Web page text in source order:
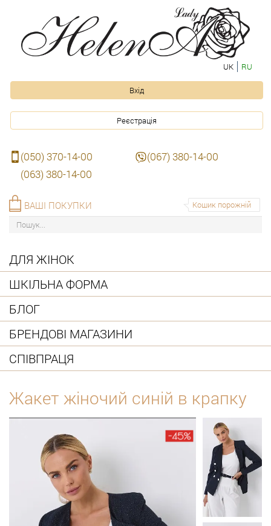
UK RU
Вхід
Реєстрація
(050) 370-14-00
(067) 380-14-00
(063) 380-14-00
Кошик порожній
ВАШІ ПОКУПКИ
ДЛЯ ЖІНОК
ШКІЛЬНА ФОРМА
БЛОГ
БРЕНДОВІ МАГАЗИНИ
СПІВПРАЦЯ
Жакет жіночий синій в крапку